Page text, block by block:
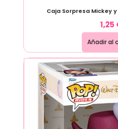
Caja Sorpresa Mickey
1,25
Añadir al